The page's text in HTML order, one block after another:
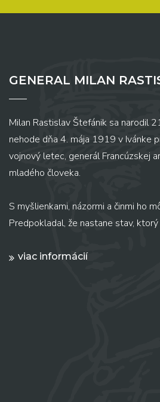
GENERAL MILAN
Milan Rastislav Štefánik sa narodil
nehode dňa 4. mája 1919 v Ivánke
vojnový letec, generál Francúzskej
mladého človeka.
S myšlienkami, názormi a činmi ho
Predpokladal, že nastane stav, ktorý
viac informácií